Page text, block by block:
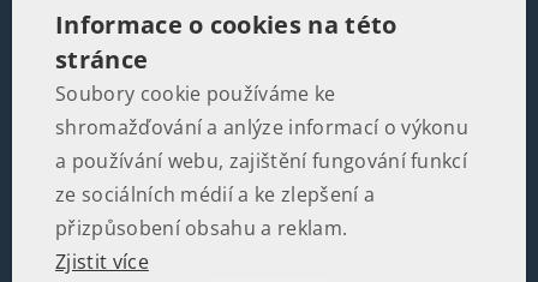
LinkedIn
KONTAKTY
Martinská 2, 110 00 Praha 1
+420 602 502 674
office@politikaspolecnost.cz
Informace o cookies na této
stránce
Soubory cookie používáme ke
shromažďování a anlýze informací o výkonu
a používání webu, zajištění fungování funkcí
ze sociálních médií a ke zlepšení a
přizpůsobení obsahu a reklam.
Zjistit více